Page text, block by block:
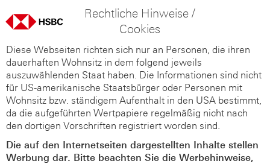
Rechtliche Hinweise /
Cookies
Diese Webseiten richten sich nur an Personen, die ihren
dauerhaften Wohnsitz in dem folgend jeweils
auszuwählenden Staat haben. Die Informationen sind nicht
für US-amerikanische Staatsbürger oder Personen mit
Wohnsitz bzw. ständigem Aufenthalt in den USA bestimmt,
da die aufgeführten Wertpapiere regelmäßig nicht nach
den dortigen Vorschriften registriert worden sind.
Die auf den Internetseiten dargestellten Inhalte stellen
Werbung dar. Bitte beachten Sie die Werbehinweise,